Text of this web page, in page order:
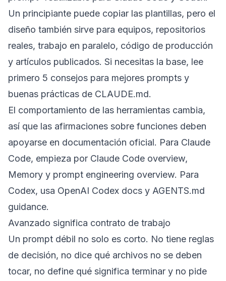
Un principiante puede copiar las plantillas, pero el
diseño también sirve para equipos, repositorios
reales, trabajo en paralelo, código de producción
y artículos publicados. Si necesitas la base, lee
primero 5 consejos para mejores prompts y
buenas prácticas de CLAUDE.md.
El comportamiento de las herramientas cambia,
así que las afirmaciones sobre funciones deben
apoyarse en documentación oficial. Para Claude
Code, empieza por Claude Code overview,
Memory y prompt engineering overview. Para
Codex, usa OpenAI Codex docs y AGENTS.md
guidance.
Avanzado significa contrato de trabajo
Un prompt débil no solo es corto. No tiene reglas
de decisión, no dice qué archivos no se deben
tocar, no define qué significa terminar y no pide